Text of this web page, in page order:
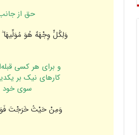
حق از
وَلِکُلٍّ وِجْهَهٌ هُوَ مُوَلِّیهَا
و براى هر کسى
کارهاى نیک بر
سوى خود
وَمِنْ حَیْثُ خَرَ‌جْتَ فَوَلِّ